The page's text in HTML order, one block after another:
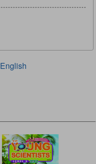
English